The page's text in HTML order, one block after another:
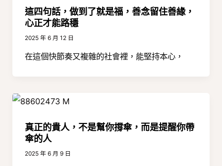
這四句話，做到了就是福，善念留住善緣，
心正才能路穩
2025 年 6 月 12 日
在這個快節奏又複雜的社會裡，能堅持本心，
真正的貴人，不是幫你撐傘，而是提醒你帶
傘的人
2025 年 6 月 9 日